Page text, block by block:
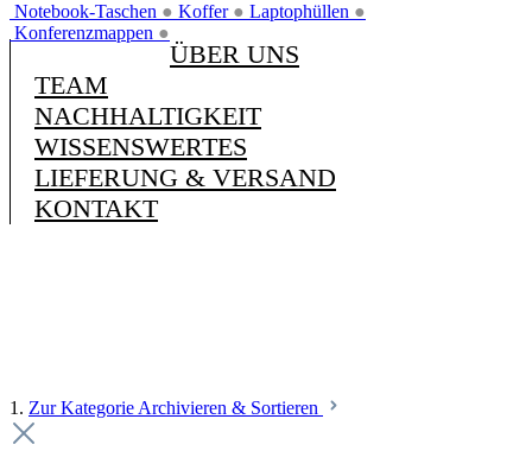
Notebook-Taschen ● Koffer ● Laptophüllen ●
Konferenzmappen ●
ÜBER UNS
TEAM
NACHHALTIGKEIT
WISSENSWERTES
LIEFERUNG & VERSAND
KONTAKT
1. Zur Kategorie Archivieren & Sortieren